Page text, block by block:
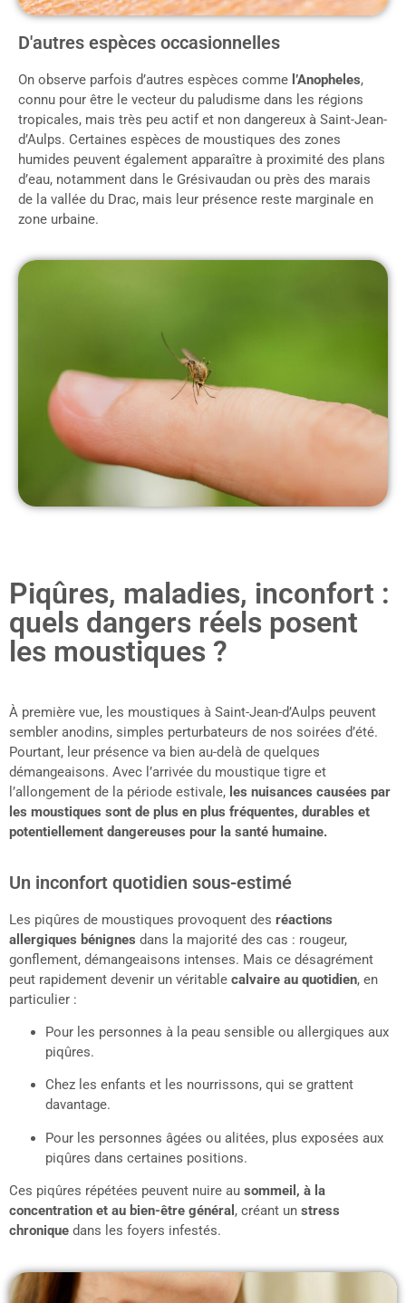
D'autres espèces occasionnelles
On observe parfois d’autres espèces comme l’Anopheles,
connu pour être le vecteur du paludisme dans les régions
tropicales, mais très peu actif et non dangereux à Saint-Jean-
d’Aulps. Certaines espèces de moustiques des zones
humides peuvent également apparaître à proximité des plans
d’eau, notamment dans le Grésivaudan ou près des marais
de la vallée du Drac, mais leur présence reste marginale en
zone urbaine.
Piqûres, maladies, inconfort :
quels dangers réels posent
les moustiques ?
À première vue, les moustiques à Saint-Jean-d’Aulps peuvent
sembler anodins, simples perturbateurs de nos soirées d’été.
Pourtant, leur présence va bien au-delà de quelques
démangeaisons. Avec l’arrivée du moustique tigre et
l’allongement de la période estivale, les nuisances causées par
les moustiques sont de plus en plus fréquentes, durables et
potentiellement dangereuses pour la santé humaine.
Un inconfort quotidien sous-estimé
Les piqûres de moustiques provoquent des réactions
allergiques bénignes dans la majorité des cas : rougeur,
gonflement, démangeaisons intenses. Mais ce désagrément
peut rapidement devenir un véritable calvaire au quotidien, en
particulier :
Pour les personnes à la peau sensible ou allergiques aux
piqûres.
Chez les enfants et les nourrissons, qui se grattent
davantage.
Pour les personnes âgées ou alitées, plus exposées aux
piqûres dans certaines positions.
Ces piqûres répétées peuvent nuire au sommeil, à la
concentration et au bien-être général , créant un stress
chronique dans les foyers infestés.